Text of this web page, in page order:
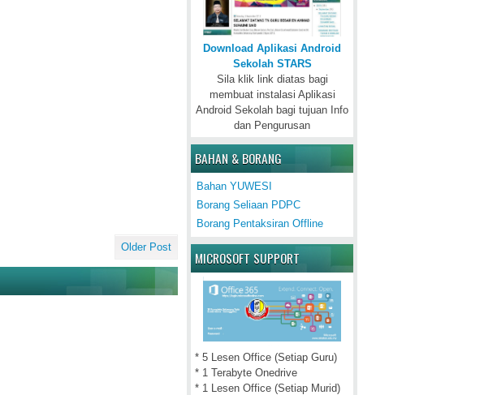
Download Aplikasi Android
Sekolah STARS
Sila klik link diatas bagi
membuat instalasi Aplikasi
Android Sekolah bagi tujuan Info
dan Pengurusan
BAHAN & BORANG
Bahan YUWESI
Borang Seliaan PDPC
Borang Pentaksiran Offline
MICROSOFT SUPPORT
* 5 Lesen Office (Setiap Guru)
* 1 Terabyte Onedrive
* 1 Lesen Office (Setiap Murid)
Older Post